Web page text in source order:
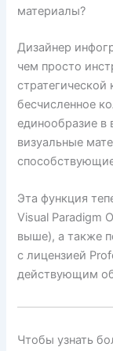
материалы?
Дизайнер
чем просто
бесчисленное
единообразие в
визуальные
Эта функция
Visual Paradigm
выше), а также
с лицензией
действующим
Чтобы узнать